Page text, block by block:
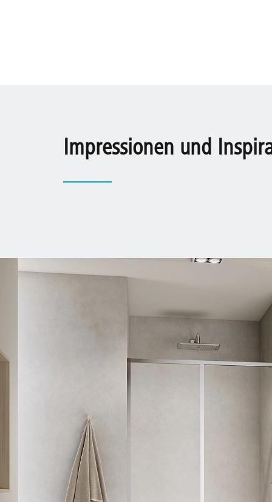
Impressionen und